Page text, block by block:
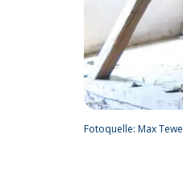
Fotoquelle: Max